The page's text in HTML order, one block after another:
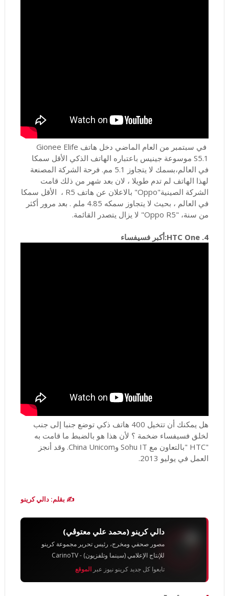
في سبتمبر من العام الماضي دخل هاتف Gionee Elife
S5.1 موسوعة جينيس باعتباره الهاتف الذكي الأقل سمكا
في العالم،بسمك لا يتجاوز 5.1 مم. فرحة الشركة المصنعة
لهذا الهاتف لم تدم طويلا ، لان بعد شهر من ذلك قامت
الشركة الصينية"Oppo" بالاعلان عن هاتف R5 ، الأقل سمكا
في العالم ، بحيث لا يتجاوز سمكه 4.85 ملم . بعد مرور أكثر
من سنة، "Oppo R5" لا يزال يتصدر القائمة.
4. HTC One:أكبر فسيفساء
هل يمكنك أن تتخيل 400 هاتف ذكي توضع جنبا إلى جنب
لخلق فسيفساء ضخمة ؟ لأن هذا هو بالضبط ما قامت به
"HTC "بالتعاون مع Sohu IT وChina Unicom. وقد أنجز
العمل في يوليو 2013.
✍️ بقلم: دالي كرينو
دالي كرينو (محمد علي معتوڨي)
مصور صحفي ومخرج، رئيس تحرير مجموعة كرينو
للإنتاج الإعلامي (سينما وتلفزيون) - CarinoTV
تابعوا كل جديد كرينو نيوز عبر الموقع